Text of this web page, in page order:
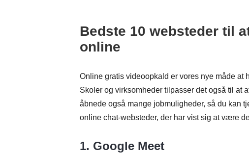
Bedste 10 websteder til
online
Online gratis videoopkald er vores nye måde at
Skoler og virksomheder tilpasser det også til at
åbnede også mange jobmuligheder, så du kan
online chat-websteder, der har vist sig at være
1. Google Meet